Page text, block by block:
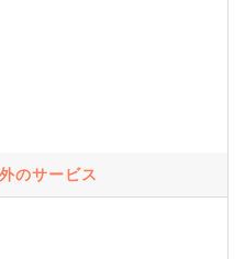
のサービス